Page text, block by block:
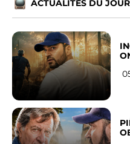
ACTUALITÉS DU JOUR